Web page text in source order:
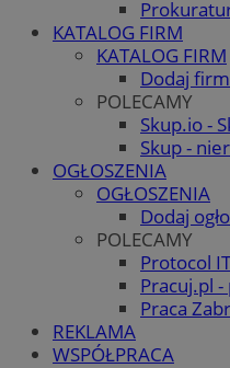
KATALOG FIRM
KATALOG FIRM
Dodaj
POLECAMY
Skup.io -
Skup -
OGŁOSZENIA
OGŁOSZENIA
Dodaj
POLECAMY
Protocol IT
Pracuj.pl
Praca
REKLAMA
WSPÓŁPRACA